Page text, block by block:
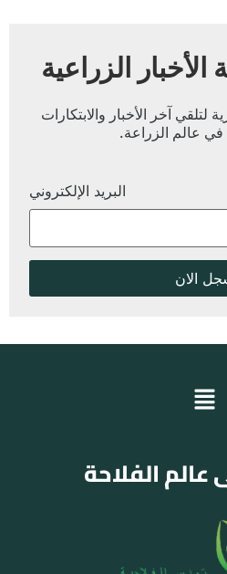
الأخبار الزراعية
لتلقي آخر الأخبار والابتكارات
في عالم الزراعة.
البريد الإلكتروني
عالم الفلاحة